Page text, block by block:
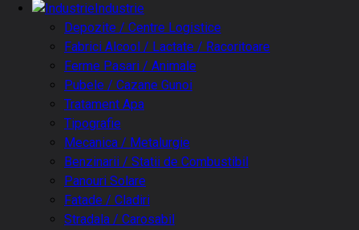
Industrie
Depozite / Centre Logistice
Fabrici Alcool / Lactate / Racoritoare
Ferme Pasari / Animale
Pubele / Cazane Gunoi
Tratament Apa
Tipografie
Mecanica / Metalurgie
Benzinarii / Statii de Combustibil
Panouri Solare
Fatade / Cladiri
Stradala / Carosabil